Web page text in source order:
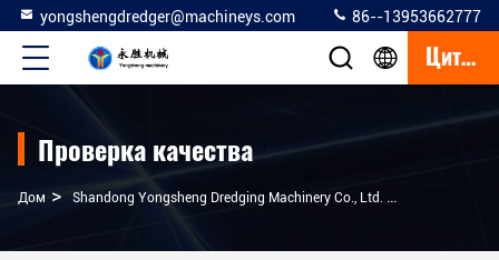
yongshengdredger@machineys.com 86--13953662777
Цитата
Проверка качества
Дом > Shandong Yongsheng Dredging Machinery Co., Ltd. Проверка Качества